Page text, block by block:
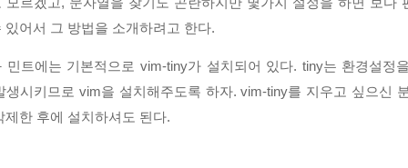
있어서 그 방법을 소개하려고 한다.
민트에는 기본적으로 vim-tiny가 설치되어 있다. tiny는 환경설정
생시키므로 vim을 설치해주도록 하자. vim-tiny를 지우고 싶으신
제한 후에 설치하셔도 된다.